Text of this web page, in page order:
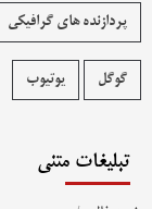
پردازنده های گرافیکی
گوگل یوتیوب
تبلیغات متنی